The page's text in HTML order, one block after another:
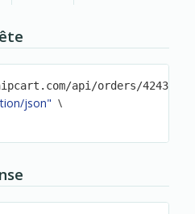
api/orders/
json" \